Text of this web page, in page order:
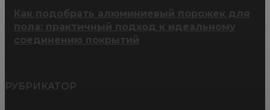
Как подобрать алюминиевый порожек для
пола: практичный подход к идеальному
соединению покрытий
РУБРИКАТОР